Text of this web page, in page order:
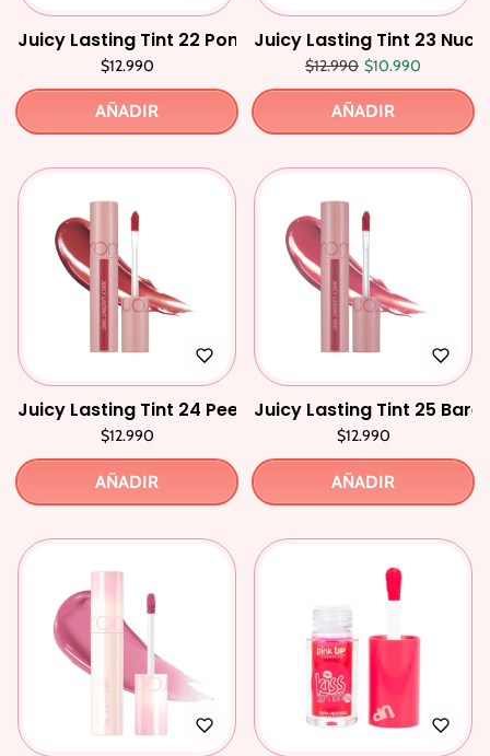
Juicy Lasting Tint 22 Pomelo Skin
$12.990
AÑADIR
Juicy Lasting Tint 23
Precio regular
$12.990 Precio de oferta
$10.990
AÑADIR
Juicy Lasting Tint 24 Peeling Angdoo
$12.990
AÑADIR
Juicy Lasting Tint 25 Bare
$12.990
AÑADIR